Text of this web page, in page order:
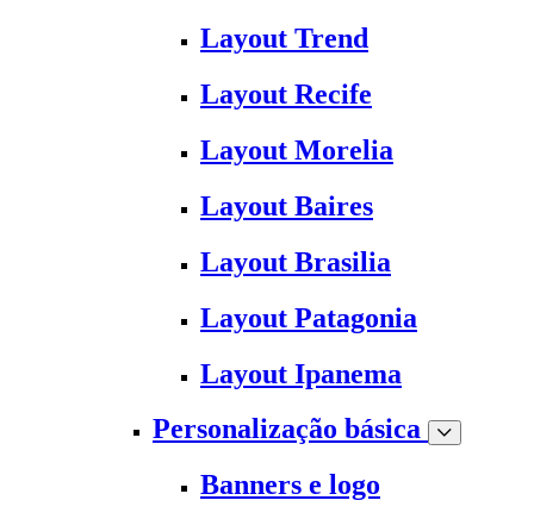
Layout Trend
Layout Recife
Layout Morelia
Layout Baires
Layout Brasilia
Layout Patagonia
Layout Ipanema
Personalização básica
Banners e logo